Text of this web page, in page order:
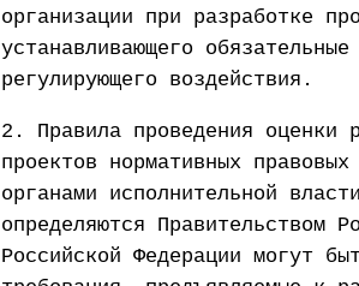
организации при разработке
устанавливающего
регулирующего воздействия.
2. Правила проведения оценки
проектов нормативных
органами исполнительной
определяются Правительством
Российской Федерации могут